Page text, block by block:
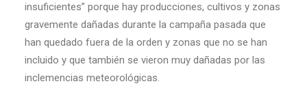
insuficientes” porque hay producciones, cultivos y zonas
gravemente dañadas durante la campaña pasada que
han quedado fuera de la orden y zonas que no se han
incluido y que también se vieron muy dañadas por las
inclemencias meteorológicas.